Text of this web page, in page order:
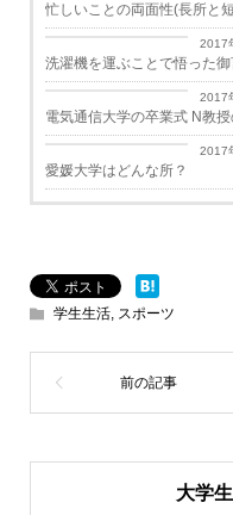
忙しいことの両面性(長所と
日々思うこと
2017
洗濯機を運ぶことで悟った
学生生活
2017
電気通信大学の卒業式 N教
学生生活
2017
愛媛大学はどんな所？
学生生活, スポーツ
大学